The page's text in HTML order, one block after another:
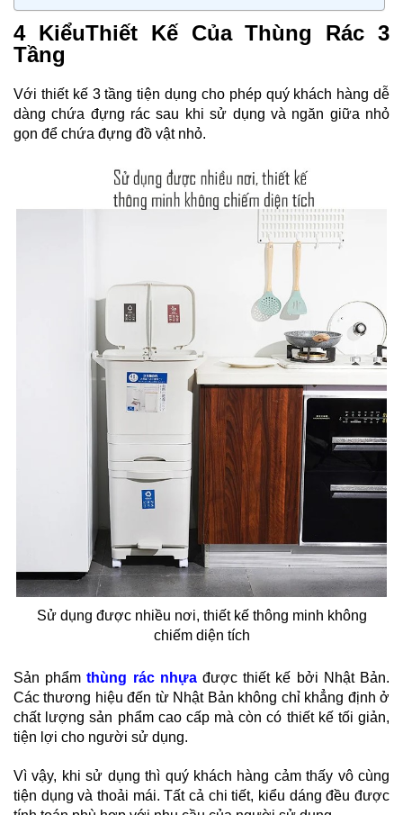
4 KiểuThiết Kế Của Thùng Rác 3
Tầng
Với thiết kế 3 tầng tiện dụng cho phép quý khách hàng dễ
dàng chứa đựng rác sau khi sử dụng và ngăn giữa nhỏ
gọn để chứa đựng đồ vật nhỏ.
Sử dụng được nhiều nơi, thiết kế thông minh không
chiếm diện tích
Sản phẩmthùng rác nhựađược thiết kế bởi Nhật Bản.
Các thương hiệu đến từ Nhật Bản không chỉ khẳng định ở
chất lượng sản phẩm cao cấp mà còn có thiết kế tối giản,
tiện lợi cho người sử dụng.
Vì vậy, khi sử dụng thì quý khách hàng cảm thấy vô cùng
tiện dụng và thoải mái. Tất cả chi tiết, kiểu dáng đều được